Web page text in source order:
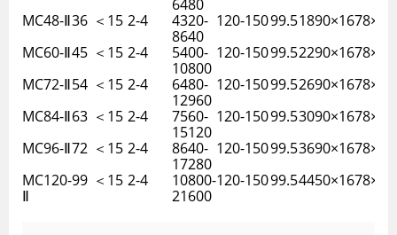
6480
MC48-Ⅱ36 ＜15 2-4
4320-
8640
120-15099.5
MC60-Ⅱ45 ＜15 2-4
5400-
10800
120-15099.5
MC72-Ⅱ54 ＜15 2-4
6480-
12960
120-15099.5
MC84-Ⅱ63 ＜15 2-4
7560-
15120
120-15099.5
MC96-Ⅱ72 ＜15 2-4
8640-
17280
120-15099.5
MC120-
Ⅱ
99 ＜15 2-4
10800-
21600
120-15099.5